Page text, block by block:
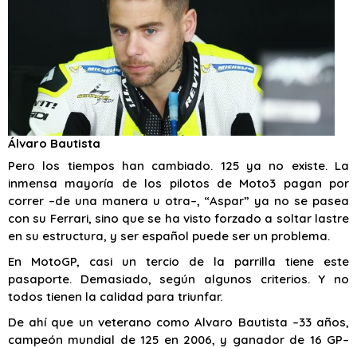
Álvaro Bautista
Pero los tiempos han cambiado. 125 ya no existe. La
inmensa mayoría de los pilotos de Moto3 pagan por
correr –de una manera u otra–, “Aspar” ya no se pasea
con su Ferrari, sino que se ha visto forzado a soltar lastre
en su estructura, y ser español puede ser un problema.
En MotoGP, casi un tercio de la parrilla tiene este
pasaporte. Demasiado, según algunos criterios. Y no
todos tienen la calidad para triunfar.
De ahí que un veterano como Alvaro Bautista –33 años,
campeón mundial de 125 en 2006, y ganador de 16 GP–